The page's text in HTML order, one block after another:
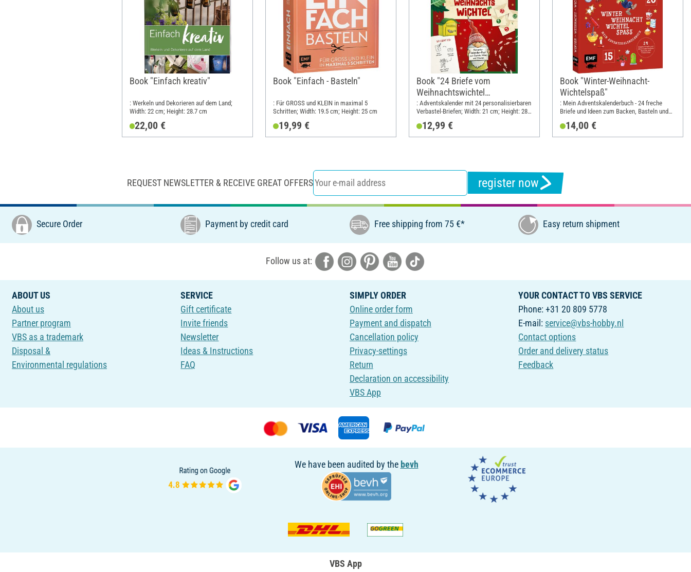
Book "Einfach kreativ"
: Werkeln und Dekorieren auf dem Land;
Width: 22 cm; Height: 28.7 cm
22,00 €
Book "Einfach - Basteln"
: Für GROSS und KLEIN in maximal 5
Schritten; Width: 19.5 cm; Height: 25 cm
19,99 €
Book "24 Briefe vom
Weihnachtswichtel
Adventskalenderbuch"
: Adventskalender mit 24 personalisierbaren
Verbastel-Briefen; Width: 21 cm; Height: 28
12,99 €
Book "Winter-Weihnacht-
Wichtelspaß"
: Mein Adventskalenderbuch - 24 freche
Briefe und Ideen zum Backen, Basteln und
14,00 €
REQUEST NEWSLETTER & RECEIVE GREAT OFFERS register now
Secure Order Payment by credit card Free shipping from 75 €* Easy return shipment
Follow us at:
ABOUT US
About us
Partner program
VBS as a trademark
Disposal &
Environmental regulations
SERVICE
Gift certificate
Invite friends
Newsletter
Ideas & Instructions
FAQ
SIMPLY ORDER
Online order form
Payment and dispatch
Cancellation policy
Privacy-settings
Return
Declaration on accessibility
VBS App
YOUR CONTACT TO VBS SERVICE
Phone: +31 20 809 5778
E-mail: service@vbs-hobby.nl
Contact options
Order and delivery status
Feedback
We have been audited by the bevh
VBS App